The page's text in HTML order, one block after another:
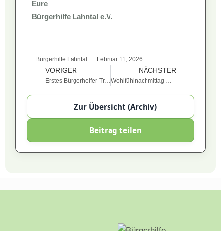
Eure
Bürgerhilfe Lahntal e.V.
Bürgerhilfe Lahntal Februar 11, 2026
VORIGER
Erstes Bürgerhelfer-Treffen 2026
NÄCHSTER
Wohlfühlnachmittag mit Zertifikats-Überreichung
Zur Übersicht (Archiv)
Beitrag teilen